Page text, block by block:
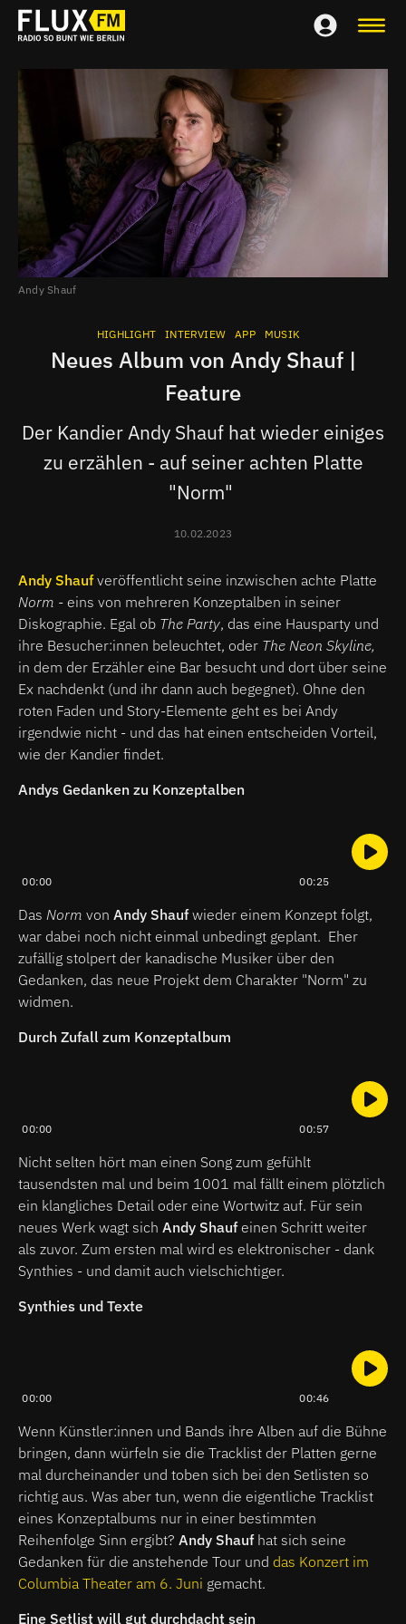
Andy Shauf
HIGHLIGHT INTERVIEW APP MUSIK
Neues Album von Andy Shauf |
Feature
Der Kandier Andy Shauf hat wieder einiges
zu erzählen - auf seiner achten Platte
"Norm"
10.02.2023
Andy Shauf veröffentlicht seine inzwischen achte Platte
Norm - eins von mehreren Konzeptalben in seiner
Diskographie. Egal ob The Party, das eine Hausparty und
ihre Besucher:innen beleuchtet, oder The Neon Skyline,
in dem der Erzähler eine Bar besucht und dort über seine
Ex nachdenkt (und ihr dann auch begegnet). Ohne den
roten Faden und Story-Elemente geht es bei Andy
irgendwie nicht - und das hat einen entscheiden Vorteil,
wie der Kandier findet.
Andys Gedanken zu Konzeptalben
00:00 00:25
Das Norm von Andy Shaufwieder einem Konzept folgt,
war dabei noch nicht einmal unbedingt geplant. Eher
zufällig stolpert der kanadische Musiker über den
Gedanken, das neue Projekt dem Charakter "Norm" zu
widmen.
Durch Zufall zum Konzeptalbum
00:00 00:57
Nicht selten hört man einen Song zum gefühlt
tausendsten mal und beim 1001 mal fällt einem plötzlich
ein klangliches Detail oder eine Wortwitz auf. Für sein
neues Werk wagt sich Andy Shaufeinen Schritt weiter
als zuvor. Zum ersten mal wird es elektronischer - dank
Synthies - und damit auch vielschichtiger.
Synthies und Texte
00:00 00:46
Wenn Künstler:innen und Bands ihre Alben auf die Bühne
bringen, dann würfeln sie die Tracklist der Platten gerne
mal durcheinander und toben sich bei den Setlisten so
richtig aus. Was aber tun, wenn die eigentliche Tracklist
eines Konzeptalbums nur in einer bestimmten
Reihenfolge Sinn ergibt? Andy Shaufhat sich seine
Gedanken für die anstehende Tour und das Konzert im
Columbia Theater am 6. Juni gemacht.
Eine Setlist will gut durchdacht sein